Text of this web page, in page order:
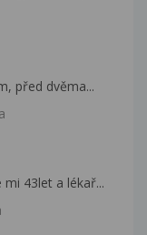
před dvěma...
43let a lékař...